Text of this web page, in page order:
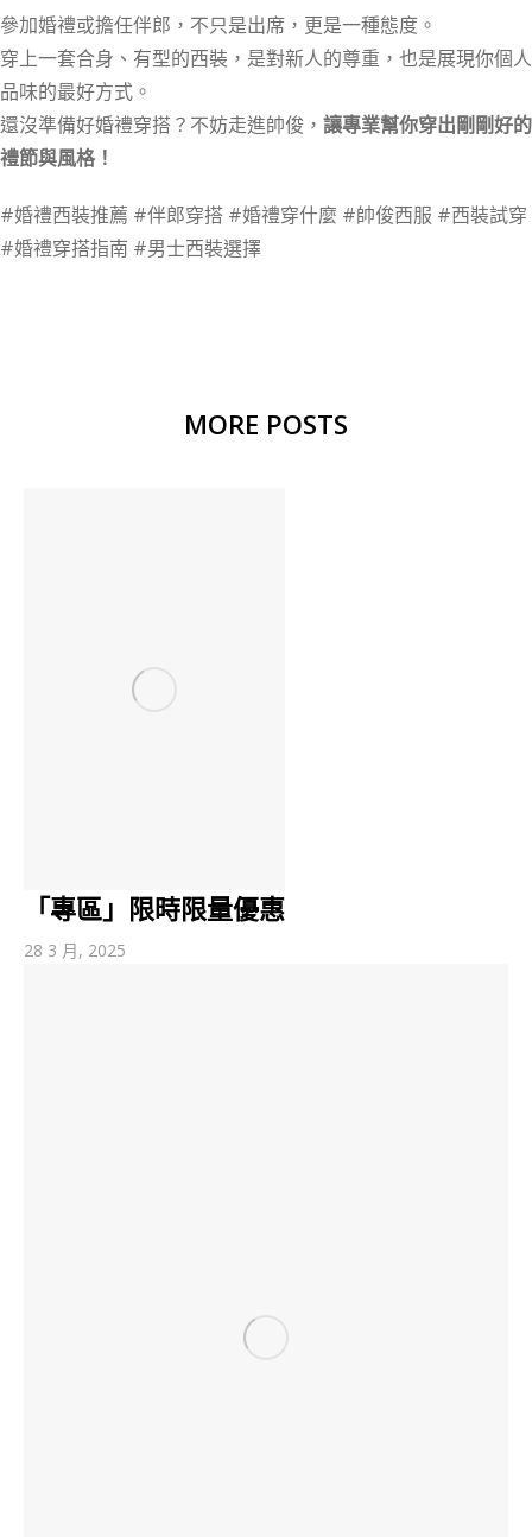
參加婚禮或擔任伴郎，不只是出席，更是一種態度。
穿上一套合身、有型的西裝，是對新人的尊重，也是展現你個人
品味的最好方式。
還沒準備好婚禮穿搭？不妨走進帥俊， 讓專業幫你穿出剛剛好的
禮節與風格！
#婚禮西裝推薦 #伴郎穿搭 #婚禮穿什麼 #帥俊西服 #西裝試穿
#婚禮穿搭指南 #男士西裝選擇
MORE POSTS
「專區」限時限量優惠
28 3 月, 2025